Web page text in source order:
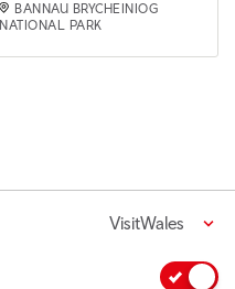
BANNAU BRYCHEINIOG
NATIONAL PARK
VisitWales